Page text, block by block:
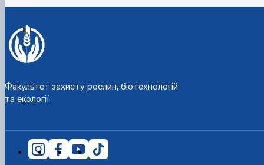
Факультет захисту рослин, біотехнологій
та екології